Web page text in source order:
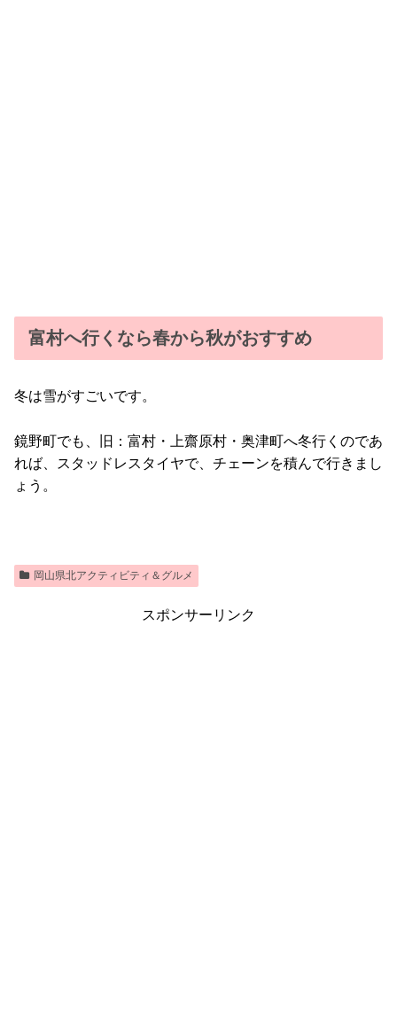
富村へ行くなら春から秋がおすすめ
冬は雪がすごいです。
鏡野町でも、旧：富村・上齋原村・奥津町へ冬行くのであ
れば、スタッドレスタイヤで、チェーンを積んで行きまし
ょう。
岡山県北アクティビティ＆グルメ
スポンサーリンク